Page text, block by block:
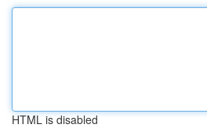
HTML is disabled